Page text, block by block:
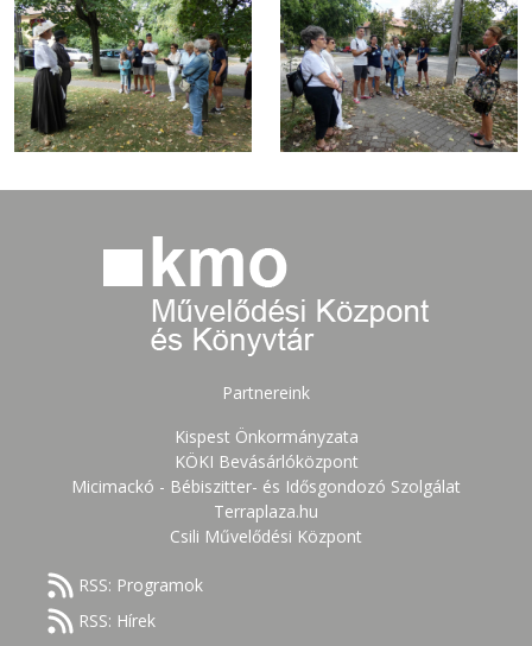
Partnereink
Kispest Önkormányzata
KÖKI Bevásárlóközpont
Micimackó - Bébiszitter- és Idősgondozó Szolgálat
Terraplaza.hu
Csili Művelődési Központ
RSS: Programok
RSS: Hírek